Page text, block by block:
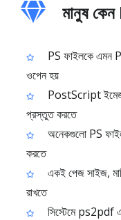
মানুষ
PS ফাইলকে এমন
ওপেন হয়
PostScript
প্রস্তুত করতে
অনেকগুলো PS
করতে
একই পেজ সাইজ,
রাখতে
সিস্টেমে ps2pdf